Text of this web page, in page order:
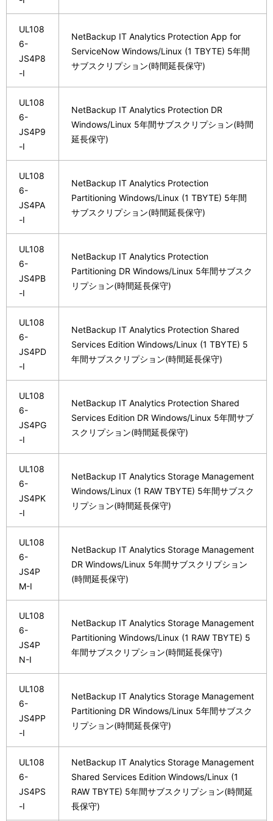
UL108
6-
JS4P8
-I
NetBackup IT Analytics Protection App for
ServiceNow Windows/Linux (1 TBYTE) 5年間
サブスクリプション(時間延長保守)
UL108
6-
JS4P9
-I
NetBackup IT Analytics Protection DR
Windows/Linux 5年間サブスクリプション(時間
延長保守)
UL108
6-
JS4PA
-I
NetBackup IT Analytics Protection
Partitioning Windows/Linux (1 TBYTE) 5年間
サブスクリプション(時間延長保守)
UL108
6-
JS4PB
-I
NetBackup IT Analytics Protection
Partitioning DR Windows/Linux 5年間サブスク
リプション(時間延長保守)
UL108
6-
JS4PD
-I
NetBackup IT Analytics Protection Shared
Services Edition Windows/Linux (1 TBYTE) 5
年間サブスクリプション(時間延長保守)
UL108
6-
JS4PG
-I
NetBackup IT Analytics Protection Shared
Services Edition DR Windows/Linux 5年間サブ
スクリプション(時間延長保守)
UL108
6-
JS4PK
-I
NetBackup IT Analytics Storage Management
Windows/Linux (1 RAW TBYTE) 5年間サブスク
リプション(時間延長保守)
UL108
6-
JS4P
M-I
NetBackup IT Analytics Storage Management
DR Windows/Linux 5年間サブスクリプション
(時間延長保守)
UL108
6-
JS4P
N-I
NetBackup IT Analytics Storage Management
Partitioning Windows/Linux (1 RAW TBYTE) 5
年間サブスクリプション(時間延長保守)
UL108
6-
JS4PP
-I
NetBackup IT Analytics Storage Management
Partitioning DR Windows/Linux 5年間サブスク
リプション(時間延長保守)
UL108
6-
JS4PS
-I
NetBackup IT Analytics Storage Management
Shared Services Edition Windows/Linux (1
RAW TBYTE) 5年間サブスクリプション(時間延
長保守)